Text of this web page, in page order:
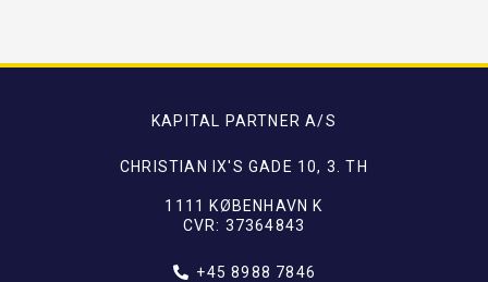
KAPITAL PARTNER A/S
CHRISTIAN IX'S GADE 10, 3. TH
1111 KØBENHAVN K
CVR: 37364843
+45 8988 7846